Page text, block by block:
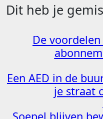
Dit heb je
De
Een AED in de
je straat
Soepel blijven